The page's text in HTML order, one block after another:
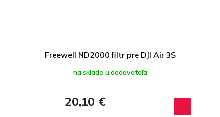
Freewell ND2000 filtr pre DJI Air 3S
na sklade u dodávateľa
20,10 €